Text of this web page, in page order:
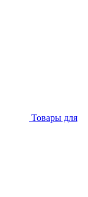
Товары для